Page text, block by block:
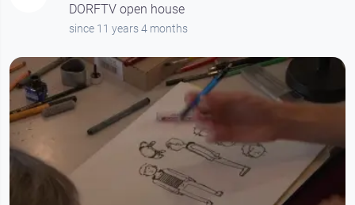
DORFTV open house
since 11 years 4 months